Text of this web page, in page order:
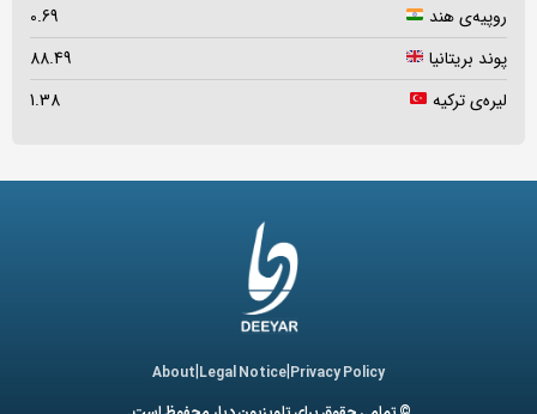
روپیه‌ی هند
0.69
پوند بریتانیا
88.49
لیره‌ی ترکیه
1.38
Privacy Policy
|
Legal Notice
|
About